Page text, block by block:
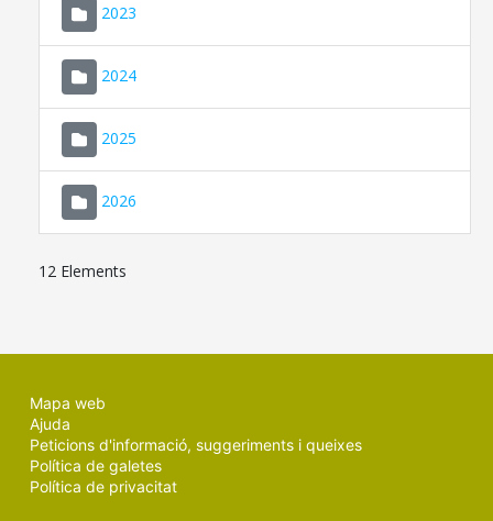
2023
2024
2025
2026
12 Elements
Mapa web
Ajuda
Peticions d'informació, suggeriments i queixes
Política de galetes
Política de privacitat